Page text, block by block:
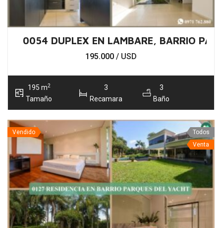
0054 DUPLEX EN LAMBARE, BARRIO
195.000 / USD
195 m2
Tamaño
3
Recamara
3
Baño
Vendido
Todos
Venta